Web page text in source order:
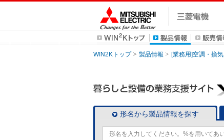
WIN2Kトップ 製品情報 [業務用]空調・換気
形名から製品情報を探す